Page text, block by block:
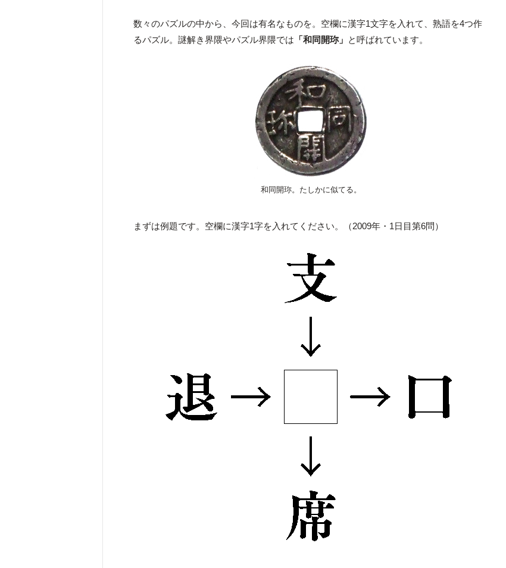
数々のパズルの中から、今回は有名なものを。空欄に漢字1文字を入れて、熟語を4つ作
るパズル。謎解き界隈やパズル界隈では 「和同開珎」 と呼ばれています。
和同開珎。たしかに似てる。
まずは例題です。空欄に漢字1字を入れてください。（2009年・1日目第6問）